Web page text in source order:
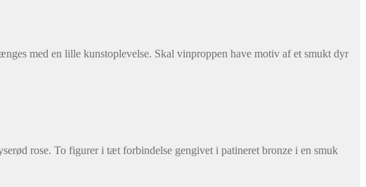
med en lille kunstoplevelse. Skal vinproppen have motiv af et smukt dyr
rose. To figurer i tæt forbindelse gengivet i patineret bronze i en smuk